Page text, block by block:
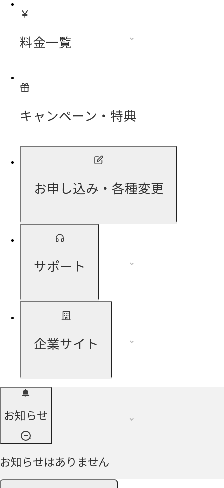
料金一覧
キャンペーン・特典
お申し込み・各種変更
サポート
企業サイト
お知らせ
お知らせはありません